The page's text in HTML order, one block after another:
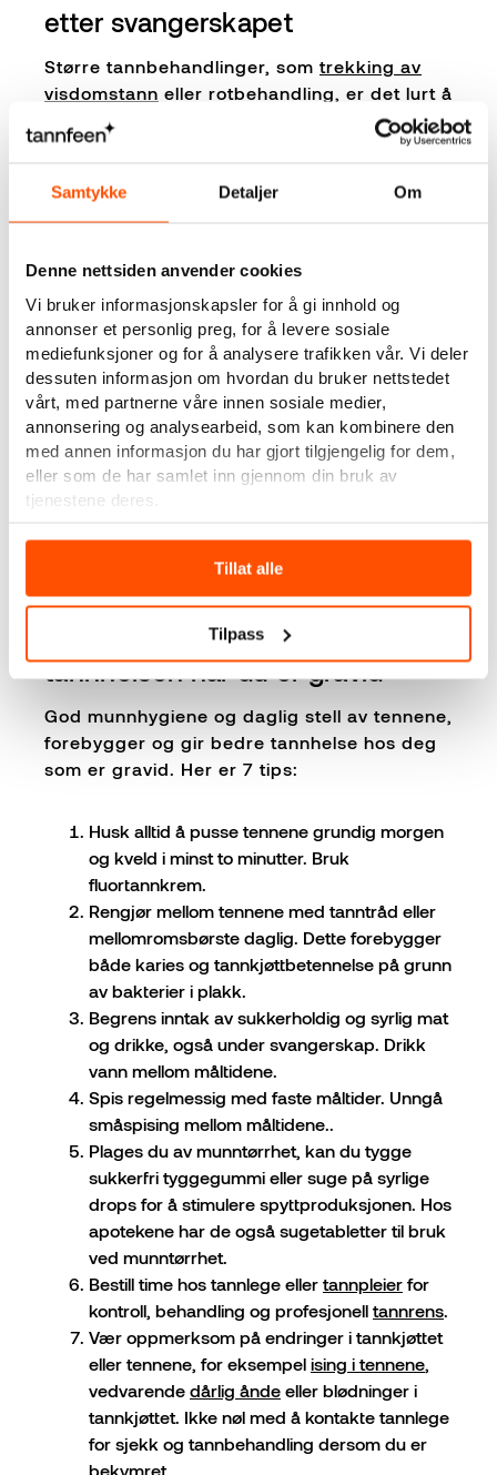
Samtykke Detaljer Om
Denne nettsiden anvender cookies
Vi bruker informasjonskapsler for å gi innhold og
annonser et personlig preg, for å levere sosiale
mediefunksjoner og for å analysere trafikken vår. Vi deler
dessuten informasjon om hvordan du bruker nettstedet
vårt, med partnerne våre innen sosiale medier,
annonsering og analysearbeid, som kan kombinere den
med annen informasjon du har gjort tilgjengelig for dem,
eller som de har samlet inn gjennom din bruk av
tjenestene deres.
Tillat alle
Tilpass
etter svangerskapet
Større tannbehandlinger, som trekking av
visdomstann eller rotbehandling, er det lurt å
gjøre før du blir gravid, eller utsette til etter
svangerskapet. Så slipper du å grue deg og
kan også bli mer svimle og føle seg dårlige,
og fordi du ikke bør ligge lenge i
tannbehandlinger i tiden du er gravid.
7 tips! Slik tar du vare på
tannhelsen når du er gravid
God munnhygiene og daglig stell av tennene,
forebygger og gir bedre tannhelse hos deg
som er gravid. Her er 7 tips:
Husk alltid å pusse tennene grundig morgen
og kveld i minst to minutter. Bruk
fluortannkrem.
Rengjør mellom tennene med tanntråd eller
mellomromsbørste daglig. Dette forebygger
både karies og tannkjøttbetennelse på grunn
av bakterier i plakk.
Begrens inntak av sukkerholdig og syrlig mat
og drikke, også under svangerskap. Drikk
vann mellom måltidene.
Spis regelmessig med faste måltider. Unngå
småspising mellom måltidene..
Plages du av munntørrhet, kan du tygge
sukkerfri tyggegummi eller suge på syrlige
drops for å stimulere spyttproduksjonen. Hos
apotekene har de også sugetabletter til bruk
ved munntørrhet.
Bestill time hos tannlege eller tannpleier for
kontroll, behandling og profesjonell tannrens.
Vær oppmerksom på endringer i tannkjøttet
eller tennene, for eksempel ising i tennene,
vedvarende dårlig ånde eller blødninger i
tannkjøttet. Ikke nøl med å kontakte tannlege
for sjekk og tannbehandling dersom du er
bekymret.